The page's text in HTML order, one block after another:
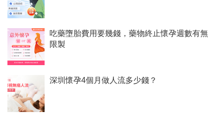
吃藥墮胎費用要幾錢，藥物終止懷孕週數有無
限製
深圳懷孕4個月做人流多少錢？